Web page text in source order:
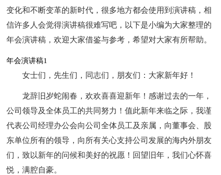
变化和不断变革的新时代，很多地方都会使用到演讲稿，相
信许多人会觉得演讲稿很难写吧，以下是小编为大家整理的
年会演讲稿，欢迎大家借鉴与参考，希望对大家有所帮助。
年会演讲稿1
女士们，先生们，同志们，朋友们：大家新年好！
龙辞旧岁蛇闹春，欢欢喜喜迎新年！感谢过去的一年，
公司领导及全体员工的共同努力！值此新年来临之际，我谨
代表公司经理办公会向公司全体员工及亲属，向董事会、股
东单位所有的领导，向所有关心支持公司发展的海内外朋友
们，致以新年的问候和美好的祝愿！回望旧年，我们心怀喜
悦，满腔自豪。